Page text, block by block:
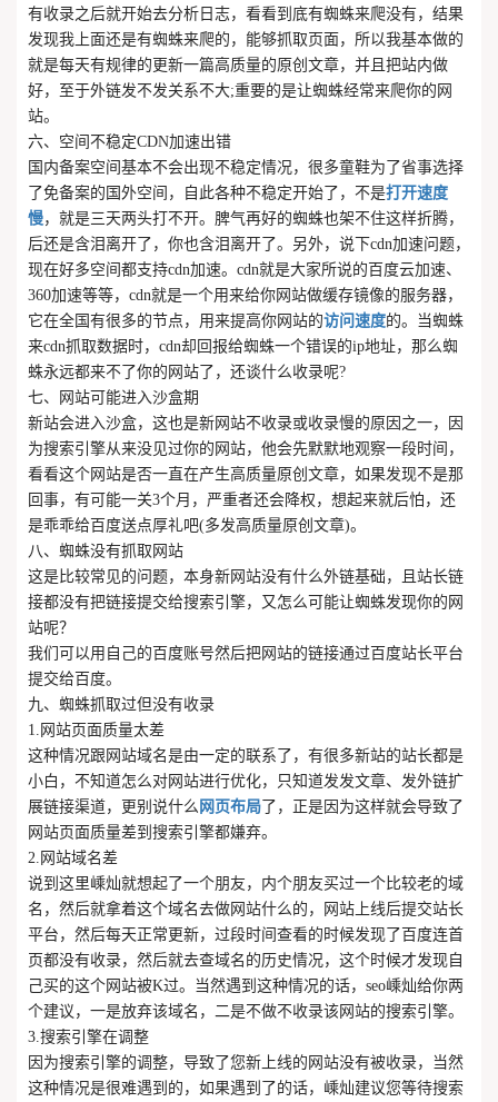
有收录之后就开始去分析日志，看看到底有蜘蛛来爬没有，结果
发现我上面还是有蜘蛛来爬的，能够抓取页面，所以我基本做的
就是每天有规律的更新一篇高质量的原创文章，并且把站内做
好，至于外链发不发关系不大;重要的是让蜘蛛经常来爬你的网
站。
六、空间不稳定CDN加速出错
国内备案空间基本不会出现不稳定情况，很多童鞋为了省事选择
了免备案的国外空间，自此各种不稳定开始了，不是打开速度
慢，就是三天两头打不开。脾气再好的蜘蛛也架不住这样折腾，
后还是含泪离开了，你也含泪离开了。另外，说下cdn加速问题，
现在好多空间都支持cdn加速。cdn就是大家所说的百度云加速、
360加速等等，cdn就是一个用来给你网站做缓存镜像的服务器，
它在全国有很多的节点，用来提高你网站的访问速度的。当蜘蛛
来cdn抓取数据时，cdn却回报给蜘蛛一个错误的ip地址，那么蜘
蛛永远都来不了你的网站了，还谈什么收录呢?
七、网站可能进入沙盒期
新站会进入沙盒，这也是新网站不收录或收录慢的原因之一，因
为搜索引擎从来没见过你的网站，他会先默默地观察一段时间，
看看这个网站是否一直在产生高质量原创文章，如果发现不是那
回事，有可能一关3个月，严重者还会降权，想起来就后怕，还
是乖乖给百度送点厚礼吧(多发高质量原创文章)。
八、蜘蛛没有抓取网站
这是比较常见的问题，本身新网站没有什么外链基础，且站长链
接都没有把链接提交给搜索引擎，又怎么可能让蜘蛛发现你的网
站呢？
我们可以用自己的百度账号然后把网站的链接通过百度站长平台
提交给百度。
九、蜘蛛抓取过但没有收录
1.网站页面质量太差
这种情况跟网站域名是由一定的联系了，有很多新站的站长都是
小白，不知道怎么对网站进行优化，只知道发发文章、发外链扩
展链接渠道，更别说什么 网页布局了，正是因为这样就会导致了
网站页面质量差到搜索引擎都嫌弃。
2.网站域名差
说到这里嵊灿就想起了一个朋友，内个朋友买过一个比较老的域
名，然后就拿着这个域名去做网站什么的，网站上线后提交站长
平台，然后每天正常更新，过段时间查看的时候发现了百度连首
页都没有收录，然后就去查域名的历史情况，这个时候才发现自
己买的这个网站被K过。当然遇到这种情况的话，seo嵊灿给你两
个建议，一是放弃该域名，二是不做不收录该网站的搜索引擎。
3.搜索引擎在调整
因为搜索引擎的调整，导致了您新上线的网站没有被收录，当然
这种情况是很难遇到的，如果遇到了的话，嵊灿建议您等待搜索